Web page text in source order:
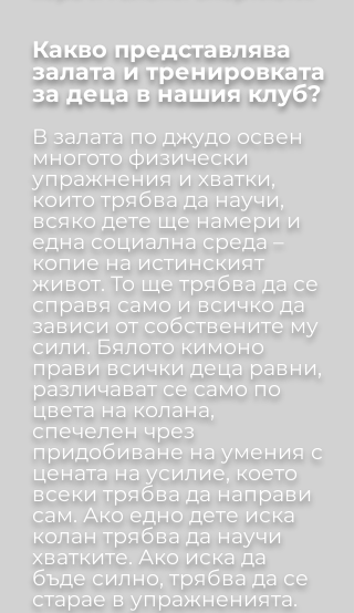
Какво представлява
залата и тренировката
за деца в нашия клуб?
В залата по джудо освен
многото физически
упражнения и хватки,
които трябва да научи,
всяко дете ще намери и
една социална среда –
копие на истинският
живот. То ще трябва да се
справя само и всичко да
зависи от собствените му
сили. Бялото кимоно
прави всички деца равни,
различават се само по
цвета на колана,
спечелен чрез
придобиване на умения с
цената на усилие, което
всеки трябва да направи
сам. Ако едно дете иска
колан трябва да научи
хватките. Ако иска да
бъде силно, трябва да се
старае в упражненията.